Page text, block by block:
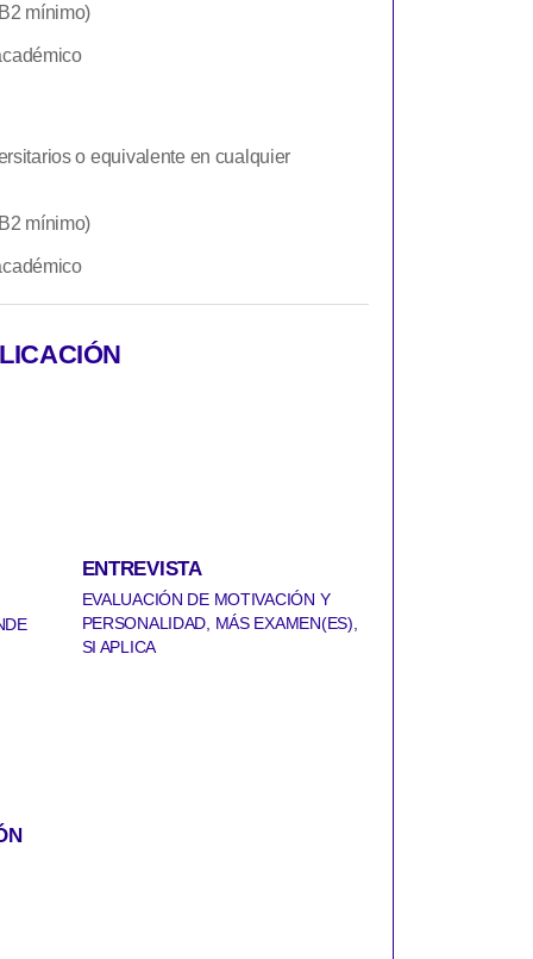
mínimo)
o equivalente en cualquier
mínimo)
ENTREVISTA
EVALUACIÓN DE MOTIVACIÓN Y
PERSONALIDAD, MÁS EXAMEN(ES),
SI APLICA